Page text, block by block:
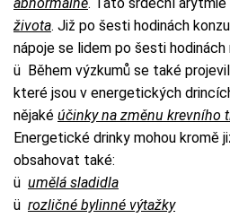
abnormálně. Tato srdeční
života. Již po šesti hodinách
nápoje se lidem po šesti
ü Během výzkumů se také
které jsou v energetických
nějaké účinky na změnu krevního
Energetické drinky mohou kromě
obsahovat také:
ü umělá sladidla
ü rozličné bylinné výtažky